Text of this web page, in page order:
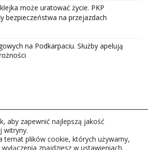
może uratować życie. PKP
bezpieczeństwa na przejazdach
na Podkarpaciu. Służby apelują
aby zapewnić najlepszą jakość
witryny.
temat plików cookie, których używamy,
znajdziesz w ustawieniach.